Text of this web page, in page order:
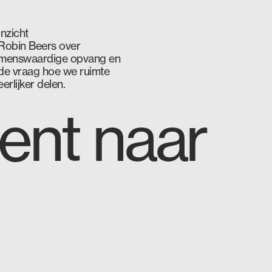
Beers over
opvang en
vraag hoe we ruimte
delen.
naar